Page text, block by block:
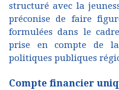
structuré avec la
préconise de faire
formulées dans le
prise en compte de
politiques publiques
Compte financier